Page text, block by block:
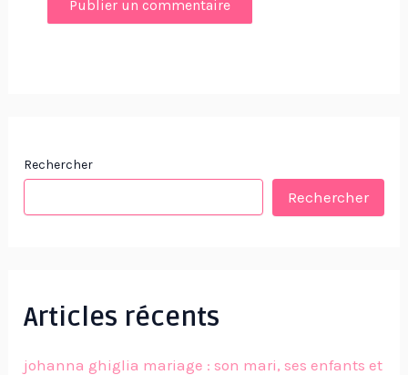
Rechercher
Rechercher
Articles récents
johanna ghiglia mariage : son mari, ses enfants et